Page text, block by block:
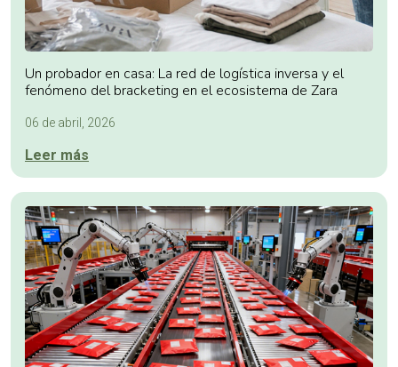
Un probador en casa: La red de logística inversa y el
fenómeno del bracketing en el ecosistema de Zara
06 de abril, 2026
Leer más